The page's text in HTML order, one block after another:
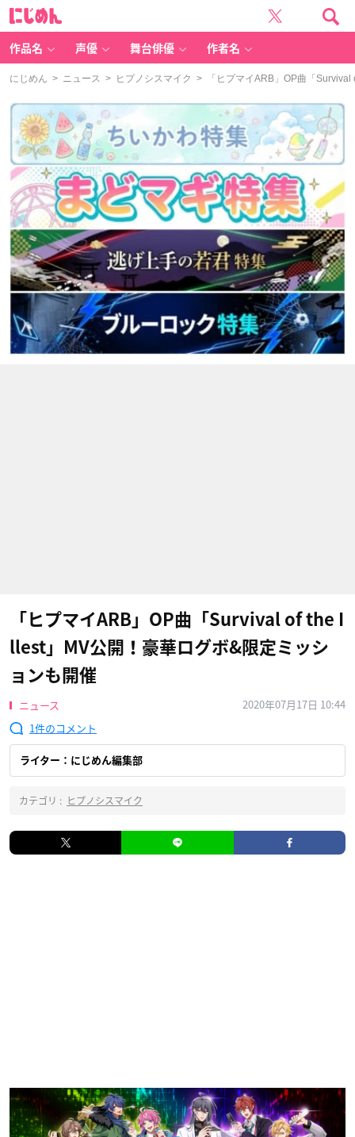
作品名 声優 舞台俳優 作者名
にじめん > ニュース > ヒプノシスマイク > 「ヒプマイARB」OP曲「Survival
「ヒプマイARB」OP曲「Survival of the I
llest」MV公開！豪華ログボ&限定ミッシ
ョンも開催
ニュース
2020年07月17日 10:44
1
ライター：にじめん編集部
カテゴリ : ヒプノシスマイク